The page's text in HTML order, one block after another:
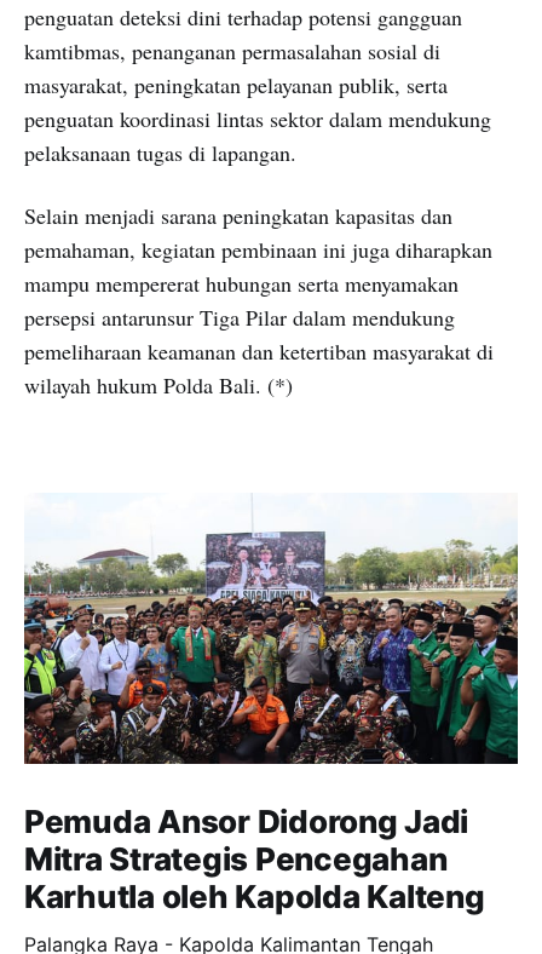
penguatan deteksi dini terhadap potensi gangguan
kamtibmas, penanganan permasalahan sosial di
masyarakat, peningkatan pelayanan publik, serta
penguatan koordinasi lintas sektor dalam mendukung
pelaksanaan tugas di lapangan.
Selain menjadi sarana peningkatan kapasitas dan
pemahaman, kegiatan pembinaan ini juga diharapkan
mampu mempererat hubungan serta menyamakan
persepsi antarunsur Tiga Pilar dalam mendukung
pemeliharaan keamanan dan ketertiban masyarakat di
wilayah hukum Polda Bali. (*)
Pemuda Ansor Didorong Jadi
Mitra Strategis Pencegahan
Karhutla oleh Kapolda Kalteng
Palangka Raya - Kapolda Kalimantan Tengah